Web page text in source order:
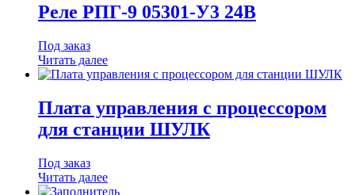
Реле РПГ-9 05301-У3 24В
Под заказ
Читать далее
Плата управления с процессором
для станции ШУЛК
Под заказ
Читать далее